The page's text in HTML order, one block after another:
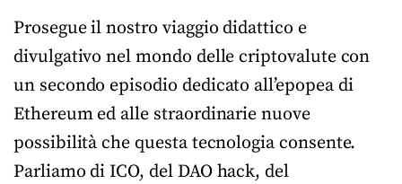
Prosegue il nostro viaggio didattico e
divulgativo nel mondo delle criptovalute con
un secondo episodio dedicato all’epopea di
Ethereum ed alle straordinarie nuove
possibilità che questa tecnologia consente.
Parliamo di ICO, del DAO hack, del